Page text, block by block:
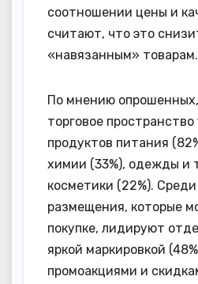
соотношении цены и
считают, что это
«навязанным» товарам.
По мнению
торговое
продуктов питания
химии (33%), одежды и
косметики (22%).
размещения, которые
покупке, лидируют
яркой маркировкой
промоакциями и